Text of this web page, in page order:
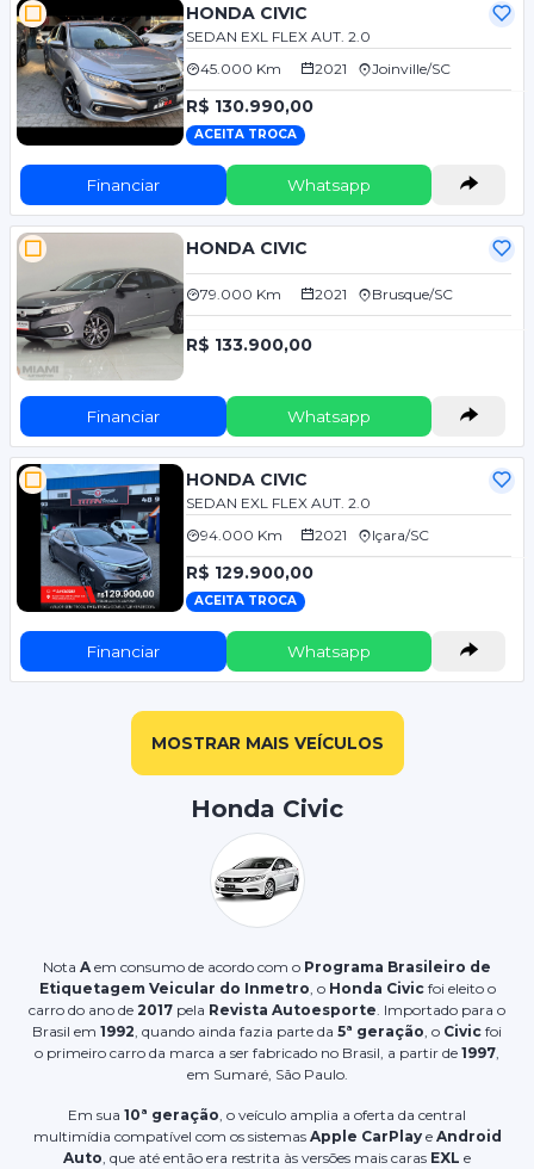
HONDA CIVIC
SEDAN EXL FLEX AUT. 2.0
45.000 Km
2021 Joinville/SC
R$ 130.990,00
ACEITA TROCA
Financiar Whatsapp
HONDA CIVIC
79.000 Km 2021 Brusque/SC
R$ 133.900,00
Financiar Whatsapp
HONDA CIVIC
SEDAN EXL FLEX AUT. 2.0
94.000 Km
2021 Içara/SC
R$ 129.900,00
ACEITA TROCA
Financiar Whatsapp
MOSTRAR MAIS VEÍCULOS
Honda Civic
Nota A em consumo de acordo com o Programa Brasileiro de
Etiquetagem Veicular do Inmetro , o Honda Civicfoi eleito o
carro do ano de 2017 pela Revista Autoesporte . Importado para o
Brasil em 1992 , quando ainda fazia parte da 5ª geração , o Civic foi
o primeiro carro da marca a ser fabricado no Brasil, a partir de 1997
em Sumaré, São Paulo.
Em sua 10ª geração , o veículo amplia a oferta da central
multimídia compatível com os sistemas Apple CarPlaye Android
Auto , que até então era restrita às versões mais caras EXL e